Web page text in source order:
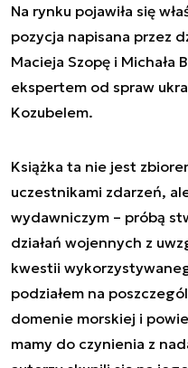
Na rynku pojawiła się
pozycja napisana przez
Macieja Szopę i Michała
ekspertem od spraw
Kozubelem.
Książka ta nie jest
uczestnikami zdarzeń,
wydawniczym – próbą
działań wojennych z
kwestii
podziałem na
domenie morskiej i
mamy do czynienia z